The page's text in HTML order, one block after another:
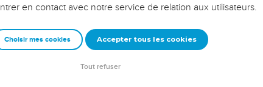
joyeux (21.12), que Job a connus dans ses jours
Autres ressources sur theotex.org, contact theotex@gmail.com
en contact avec notre service de relation aux utilisateurs.
Choisir mes cookies Accepter tous les cookies
Tout refuser